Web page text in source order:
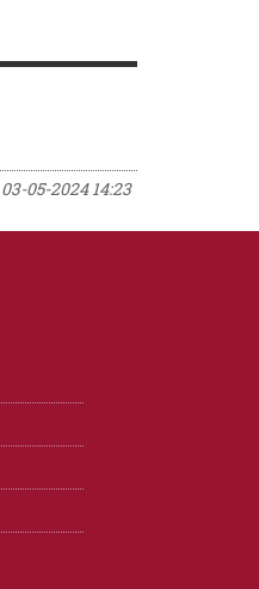
03-05-2024 14:23